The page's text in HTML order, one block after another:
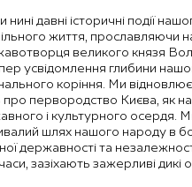
давні історичні події
життя, прославляючи
великого князя
усвідомлення глибини
коріння. Ми
про первородство Києва, як
і культурного осердя.
шлях нашого народу в
державності та
зазіхають зажерливі дикі